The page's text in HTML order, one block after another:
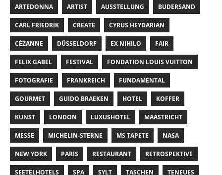
ARTEDONNA ARTIST AUSSTELLUNG BUDERSAND
CARL FRIEDRIK CREATE CYRUS HEYDARIAN
CÉZANNE DÜSSELDORF EX NIHILO FAIR
FELIX GABEL FESTIVAL FONDATION LOUIS VUITTON
FOTOGRAFIE FRANKREICH FUNDAMENTAL
GOURMET GUIDO BRAEKEN HOTEL KOFFER
KUNST LONDON LUXUSHOTEL MAASTRICHT
MESSE MICHELIN-STERNE MS TAPETE NASA
NEW YORK PARIS RESTAURANT RETROSPEKTIVE
SEETELHOTELS SPA SYLT TASCHEN TENEUES